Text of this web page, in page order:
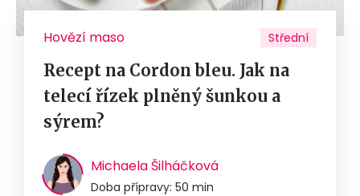
Hovězí maso Střední
Recept na Cordon bleu. Jak na
telecí řízek plněný šunkou a
sýrem?
Michaela Šilháčková
Doba přípravy: 50 min